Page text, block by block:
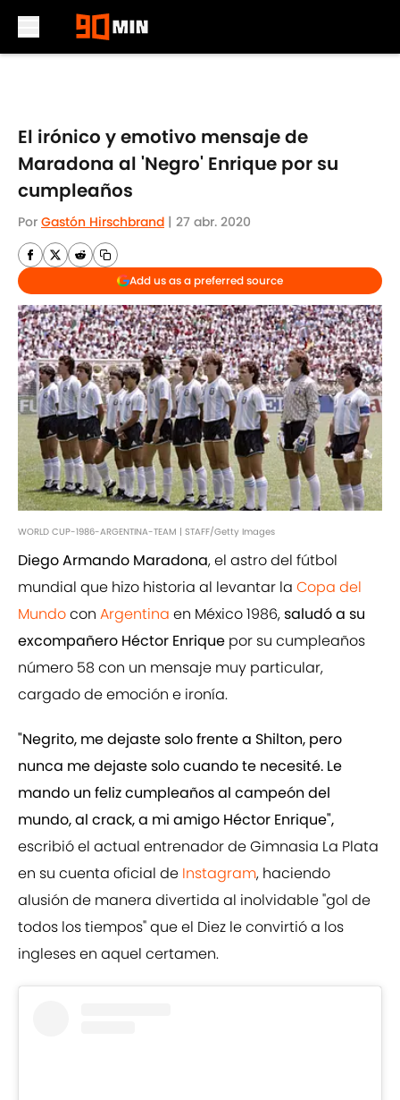
El irónico y emotivo mensaje de
Maradona al 'Negro' Enrique por su
cumpleaños
Por Gastón Hirschbrand | 27 abr. 2020
Add us as a preferred source
WORLD CUP-1986-ARGENTINA-TEAM | STAFF/Getty Images
Diego Armando Maradona, el astro del fútbol
mundial que hizo historia al levantar la Copa del
Mundocon Argentina en México 1986,saludó a su
excompañero Héctor Enrique por su cumpleaños
número 58 con un mensaje muy particular,
cargado de emoción e ironía.
"Negrito, me dejaste solo frente a Shilton, pero
nunca me dejaste solo cuando te necesité. Le
mando un feliz cumpleaños al campeón del
mundo, al crack, a mi amigo Héctor Enrique",
escribió el actual entrenador de Gimnasia La Plata
en su cuenta oficial de Instagram, haciendo
alusión de manera divertida al inolvidable "gol de
todos los tiempos" que el Diez le convirtió a los
ingleses en aquel certamen.